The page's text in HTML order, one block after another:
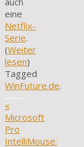
eine
Netflix-
Serie.
(Weiter
lesen)
Tagged
WinFuture.de.
«
Microsoft
Pro
IntelliMouse: